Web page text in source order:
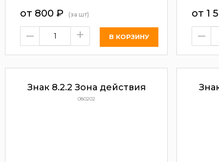
от 800 ₽ (за шт)
– +
от 1
–
Знак 8.2.2 Зона действия
080202